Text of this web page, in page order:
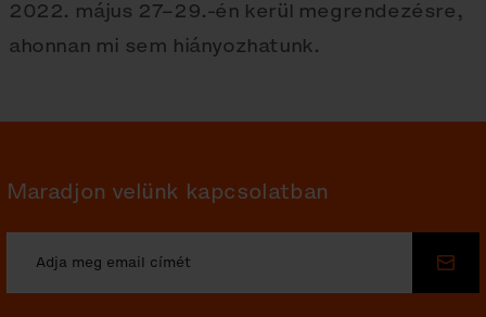
2022. május 27–29.-én kerül megrendezésre,
ahonnan mi sem hiányozhatunk.
Maradjon velünk kapcsolatban